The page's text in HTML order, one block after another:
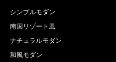
シンプルモダン
南国リゾート風
ナチュラルモダン
和風モダン